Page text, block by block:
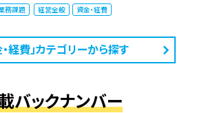
務課題 経営全般 資金・経費
・経費」カテゴリーから探す
バックナンバー